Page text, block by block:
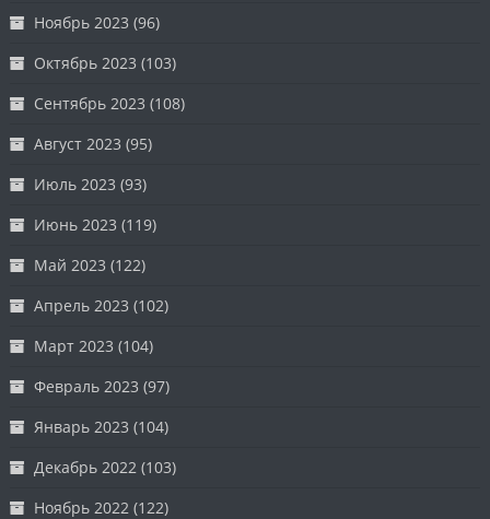
Ноябрь 2023 (96)
Октябрь 2023 (103)
Сентябрь 2023 (108)
Август 2023 (95)
Июль 2023 (93)
Июнь 2023 (119)
Май 2023 (122)
Апрель 2023 (102)
Март 2023 (104)
Февраль 2023 (97)
Январь 2023 (104)
Декабрь 2022 (103)
Ноябрь 2022 (122)